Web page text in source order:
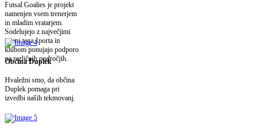
Futsal Goalies je projekt
namenjen vsem trenerjem
in mladim vratarjem.
Sodelujejo z največjimi
imeni tega športa in
klubom ponujajo podporo
na različnih področjih.
Občina Duplek
Hvaležni smo, da občina
Duplek pomaga pri
izvedbi naših tekmovanj.